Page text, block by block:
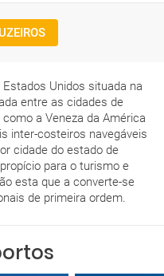
Unidos situada na
entre as cidades de
a Veneza da América
inter-costeiros navegáveis
cidade do estado de
para o turismo e
esta que a converte-se
de primeira ordem.